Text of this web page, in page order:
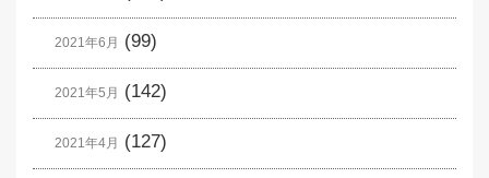
2021年6月 (99)
2021年5月 (142)
2021年4月 (127)